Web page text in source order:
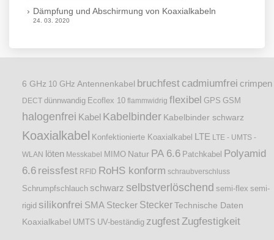
Dämpfung und Abschirmung von Koaxialkabeln
24. 03. 2020
6 GHz 10 GHz Antennenkabel bruchfest cadmiumfrei crimpen
DECT dünnwandig Ecoflex 10 flammwidrig flexibel GPS GSM
halogenfrei Kabel Kabelbinder Kabelbinder schwarz
Koaxialkabel Konfektionierte Koaxialkabel LTE LTE - UMTS -
WLAN löten Messkabel MIMO Natur PA 6.6 Patchkabel Polyamid
6.6 reissfest RFID RoHS konform schraubverschluss
Schrumpfschlauch schwarz selbstverlöschend semi-flex semi-
rigid silikonfrei SMA Stecker Stecker Technische Daten
Koaxialkabel UMTS UV-beständig zugfest Zugfestigkeit